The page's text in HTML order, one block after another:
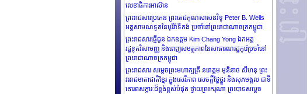
លេខាធិការអាស៊ាន
ព្រះរាជសារប្រគេន ព្រះតេជគុណសាសនវិទូ Peter B. Wells
អគ្គសាមណទូតនៃបុរីវ៉ាទីកង់ ប្រចាំនៅព្រះរាជាណាចក្រកម្ពុជា
ព្រះរាជសារផ្ញើជូន ឯកឧត្តម Kim Chang Yong ឯកអគ្គ
រដ្ឋទូតវិសាមញ្ញ និងពេញសមត្ថភាពនៃសាធារណរដ្ឋកូរ៉េប្រចាំនៅ
ព្រះរាជាណាចក្រកម្ពុជា
ព្រះរាជសារ សម្តេចព្រះមហាក្សត្រី នរោត្តម មុនិនាថ សីហនុ ព្រះ
វររាជមាតាជាតិខ្មែរ ក្នុងសេរីភាព សេចក្តីថ្លៃថ្នូរ និងសុភមង្គល ជាទី
គោរពសក្ការៈដ៏ខ្ពង់ខ្ពស់បំផុត ថ្វាយព្រះករុណា ព្រះបាទសម្តេច